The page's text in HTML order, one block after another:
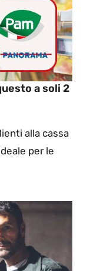
a soli 2
alla cassa
per le